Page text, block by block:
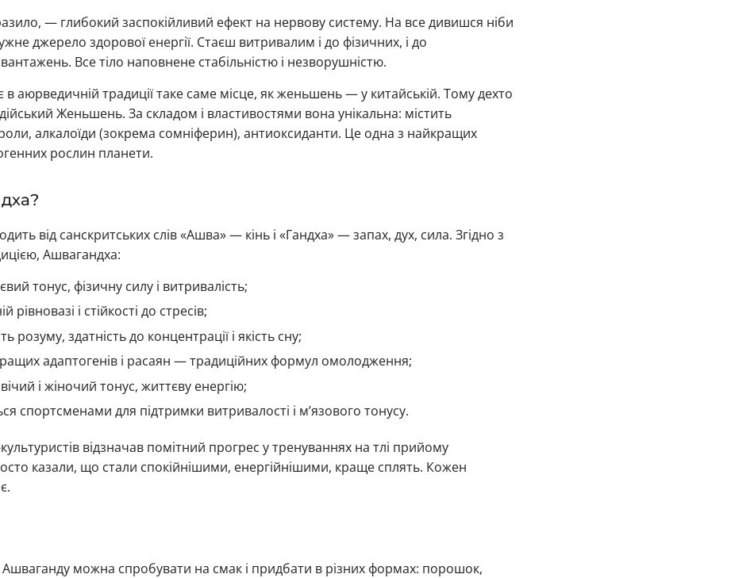
— глибокий заспокійливий ефект на нервову систему. На все дивишся ніби
джерело здорової енергії. Стаєш витривалим і до фізичних, і до
Все тіло наповнене стабільністю і незворушністю.
в аюрведичній традиції таке саме місце, як женьшень — у китайській. Тому дехто
Женьшень. За складом і властивостями вона унікальна: містить
алкалоїди (зокрема сомніферин), антиоксиданти. Це одна з найкращих
рослин планети.
від санскритських слів «Ашва» — кінь і «Гандха» — запах, дух, сила. Згідно з
Ашвагандха:
тонус, фізичну силу і витривалість;
рівновазі і стійкості до стресів;
розуму, здатність до концентрації і якість сну;
адаптогенів і расаян — традиційних формул омолодження;
і жіночий тонус, життєву енергію;
спортсменами для підтримки витривалості і м’язового тонусу.
культуристів відзначав помітний прогрес у тренуваннях на тлі прийому
казали, що стали спокійнішими, енергійнішими, краще сплять. Кожен
можна спробувати на смак і придбати в різних формах: порошок,